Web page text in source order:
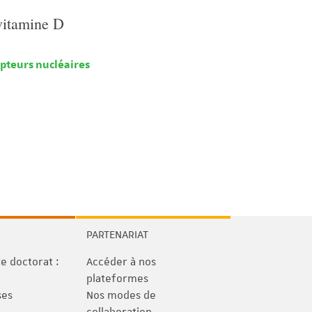
D
nucléaires
doctorat :
PARTENARIAT
Accéder à nos
plateformes
Nos modes de